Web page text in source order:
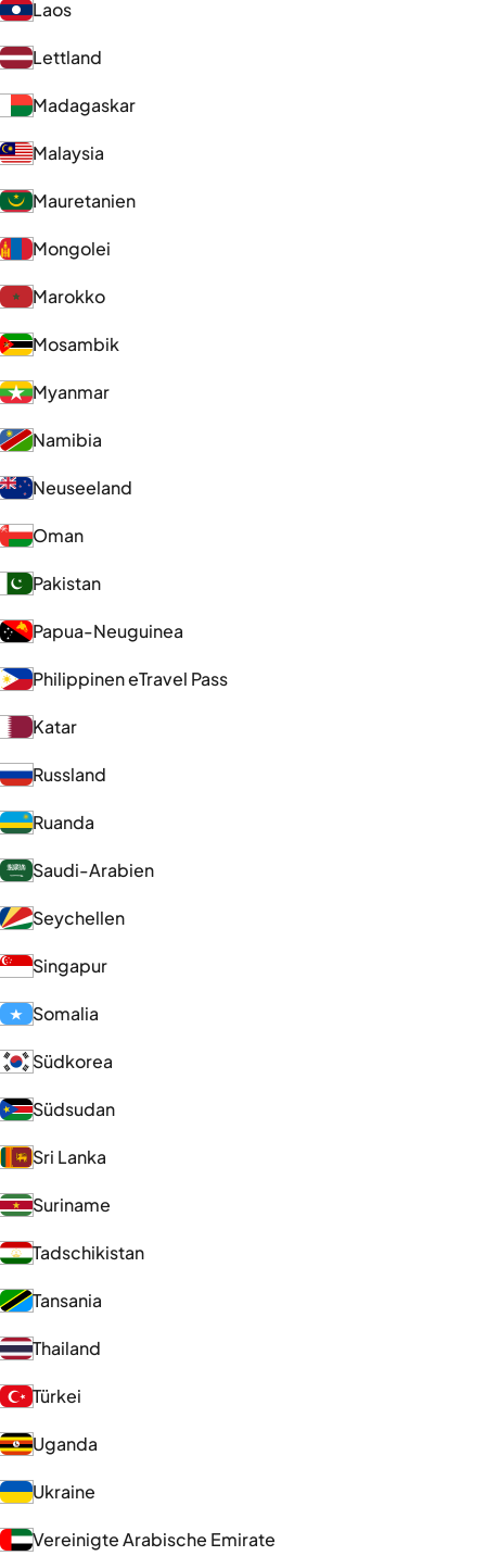
Laos
Lettland
Madagaskar
Malaysia
Mauretanien
Mongolei
Marokko
Mosambik
Myanmar
Namibia
Neuseeland
Oman
Pakistan
Papua-Neuguinea
Philippinen eTravel Pass
Katar
Russland
Ruanda
Saudi-Arabien
Seychellen
Singapur
Somalia
Südkorea
Südsudan
Sri Lanka
Suriname
Tadschikistan
Tansania
Thailand
Türkei
Uganda
Ukraine
Vereinigte Arabische Emirate